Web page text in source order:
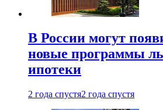
В России могут
новые программы
ипотеки
2 года спустя2 года спустя